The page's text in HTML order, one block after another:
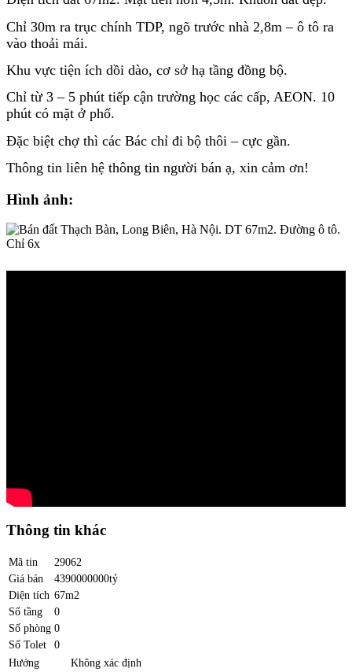
Chỉ 30m ra trục chính TDP, ngõ trước nhà 2,8m – ô tô ra
vào thoải mái.
Khu vực tiện ích dồi dào, cơ sở hạ tầng đồng bộ.
Chỉ từ 3 – 5 phút tiếp cận trường học các cấp, AEON. 10
phút có mặt ở phố.
Đặc biệt chợ thì các Bác chỉ đi bộ thôi – cực gần.
Thông tin liên hệ thông tin người bán ạ, xin cảm ơn!
Hình ảnh:
Thông tin khác
Mã tin
29062
Giá bán
4390000000tỷ
Diện tích 67m2
Số tầng
0
Số phòng 0
Số Tolet
0
Hướng
Không xác định